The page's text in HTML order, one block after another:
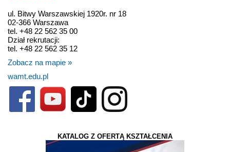
ul. Bitwy Warszawskiej 1920r. nr 18
02-366 Warszawa
tel. +48 22 562 35 00
Dział rekrutacji:
tel. +48 22 562 35 12
Zobacz na mapie »
wamt.edu.pl
KATALOG Z OFERTĄ KSZTAŁCENIA